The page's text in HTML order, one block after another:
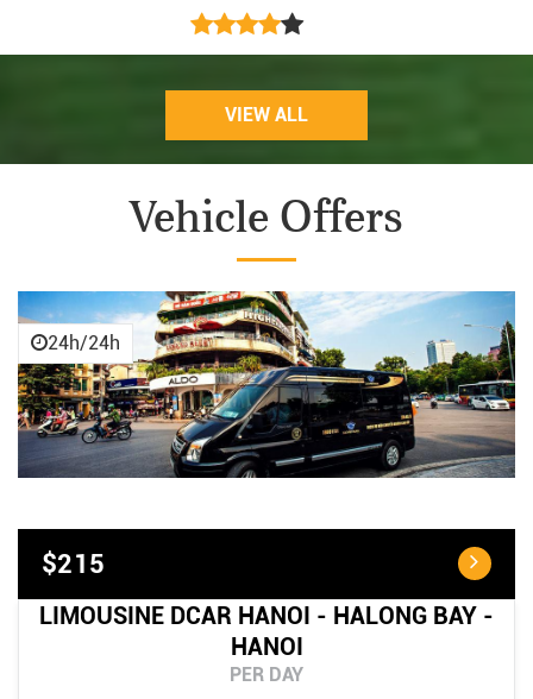
VIEW ALL
Vehicle Offers
24h/24h
$215
LIMOUSINE DCAR HANOI - HALONG BAY -
HANOI
PER DAY